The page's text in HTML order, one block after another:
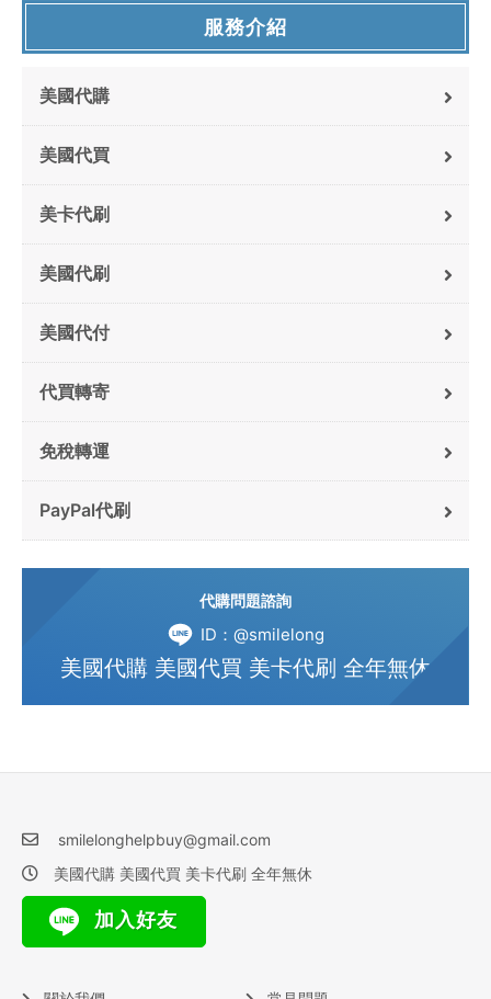
服務介紹
美國代購
美國代買
美卡代刷
美國代刷
美國代付
代買轉寄
免稅轉運
PayPal代刷
代購問題諮詢
ID：@smilelong
美國代購 美國代買 美卡代刷 全年無休
smilelonghelpbuy@gmail.com
美國代購 美國代買 美卡代刷 全年無休
加入好友